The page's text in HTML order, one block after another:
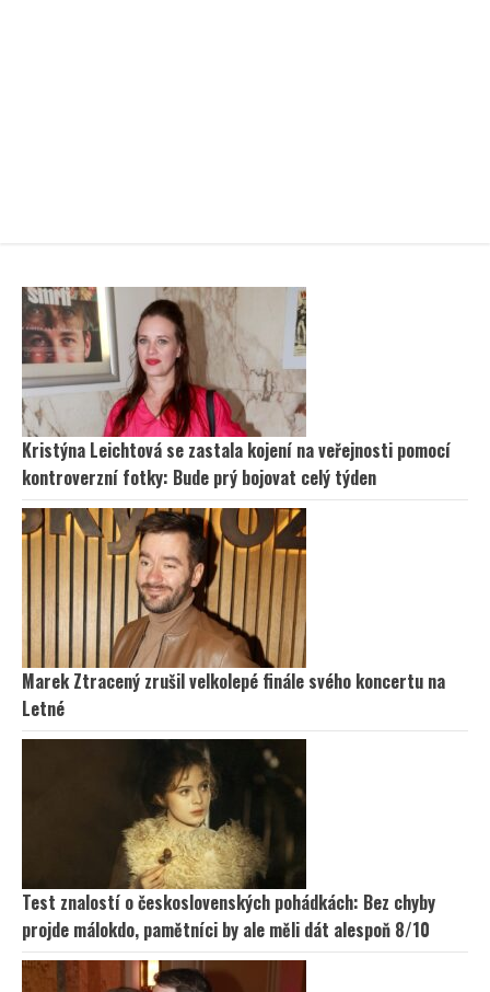
Kristýna Leichtová se zastala kojení na veřejnosti pomocí
kontroverzní fotky: Bude prý bojovat celý týden
Marek Ztracený zrušil velkolepé finále svého koncertu na
Letné
Test znalostí o československých pohádkách: Bez chyby
projde málokdo, pamětníci by ale měli dát alespoň 8/10